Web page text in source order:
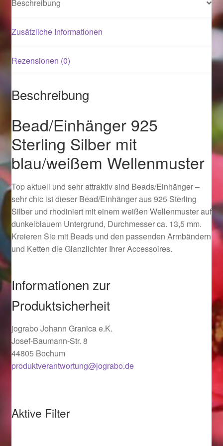
Magisches und Festliches zu Halloween 2022
Logout
Ostergeschenke finden für Ostern 2015
Ostergeschenke finden für Ostern 2016
Ostergeschenke finden für Ostern 2017
Ostergeschenke finden für Ostern 2018
Ostergeschenke finden für Ostern 2019
Ostergeschenke finden für Ostern 2020
Ostergeschenke finden für Ostern 2021
Partner
Shop
Startseite
Beschreibung
Zusätzliche Informationen
Rezensionen (0)
Beschreibung
Bead/Einhänger 925
Sterling Silber mit
blau/weißem Wellenmuster
Top aktuell und sehr attraktiv sind Beads/Einhänger –
sehr chic ist dieser Bead/Einhänger aus 925 Sterling
Silber und rhodiniert mit einem weißen Wellenmuster auf
dunkelblauem Untergrund, Durchmesser ca. 13,5 mm.
Kreieren Sie mit Beads und den passenden Armbändern
und Ketten die Glanzlichter Ihrer Accessoires.
Informationen zur
Produktsicherheit
jograbo Johann Granica e.K.
Josef-Baumann-Str. 8
44805 Bochum
produktverantwortung@jograbo.de
Aktive Filter